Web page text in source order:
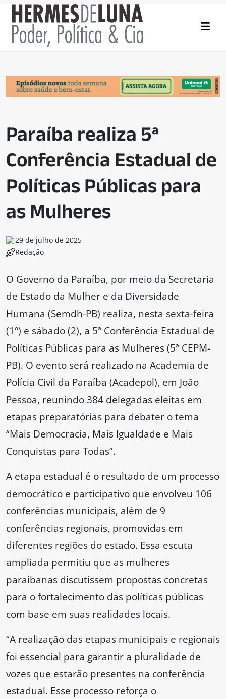
Paraíba realiza 5ª
Conferência Estadual de
Políticas Públicas para
as Mulheres
29 de julho de 2025
Redação
O Governo da Paraíba, por meio da Secretaria
de Estado da Mulher e da Diversidade
Humana (Semdh-PB) realiza, nesta sexta-feira
(1º) e sábado (2), a 5ª Conferência Estadual de
Políticas Públicas para as Mulheres (5ª CEPM-
PB). O evento será realizado na Academia de
Polícia Civil da Paraíba (Acadepol), em João
Pessoa, reunindo 384 delegadas eleitas em
etapas preparatórias para debater o tema
“Mais Democracia, Mais Igualdade e Mais
Conquistas para Todas”.
A etapa estadual é o resultado de um processo
democrático e participativo que envolveu 106
conferências municipais, além de 9
conferências regionais, promovidas em
diferentes regiões do estado. Essa escuta
ampliada permitiu que as mulheres
paraibanas discutissem propostas concretas
para o fortalecimento das políticas públicas
com base em suas realidades locais.
“A realização das etapas municipais e regionais
foi essencial para garantir a pluralidade de
vozes que estarão presentes na conferência
estadual. Esse processo reforça o